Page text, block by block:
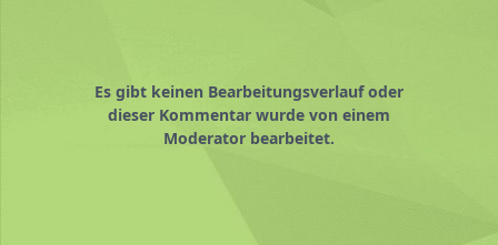
Es gibt keinen Bearbeitungsverlauf oder
dieser Kommentar wurde von einem
Moderator bearbeitet.